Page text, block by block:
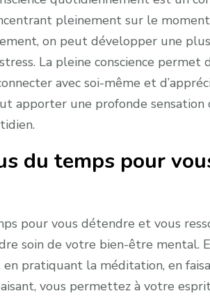
pleinement sur le
on peut développer une
La pleine conscience
avec soi-même et
apporter une profonde
du temps pour
pour vous détendre et vous
soin de votre bien-être mental.
en pratiquant la méditation, en
vous permettez à votre